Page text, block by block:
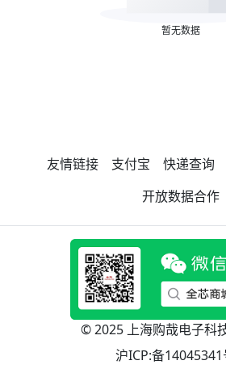
暂无数据
友情链接 支付宝 快递查询
开放数据合作
© 2025 上海购哉电子科
沪ICP:备14045341